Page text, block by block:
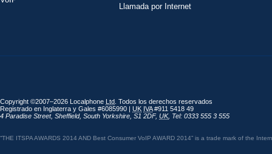
Llamada por Internet
Copyright ©2007–2026 Localphone Ltd . Todos los derechos reservados
Registrado en Inglaterra y Gales #6085990 | UK IVA#911 5418 49
4 Paradise Street, Sheffield, South Yorkshire S1 2DF, UK, Tel: 0333 555 3 555
“THE ITSPA AWARDS 2014 AND Best Consumer VoIP AWARD 2014” is a trade mark of the